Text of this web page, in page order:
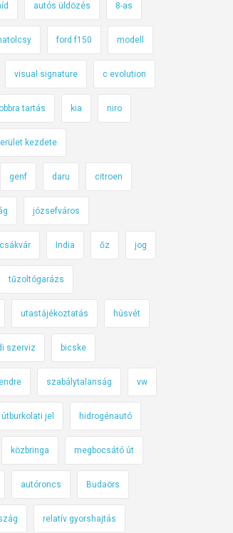
autós üldözés 8-as
ford f150 modell
visual signature c evolution
tartás kia niro
kezdete
genf daru citroen
józsefváros
csákvár India őz jog
tűzoltógarázs
utastájékoztatás húsvét
szerviz bicske
szabálytalanság vw
útburkolati jel hidrogénautó
közbringa megbocsátó út
autóroncs Budaörs
relatív gyorshajtás